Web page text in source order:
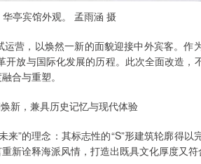
华亭宾馆外观。 孟雨涵 摄
营，以焕然一新的面貌迎接中外宾客。作
放与国际化发展的历程。此次全面改造，
合与重塑。
新，兼具历史记忆与现代体验
”的理念：其标志性的“S”形建筑轮廓得以
新诠释海派风情，打造出既具文化厚度又符